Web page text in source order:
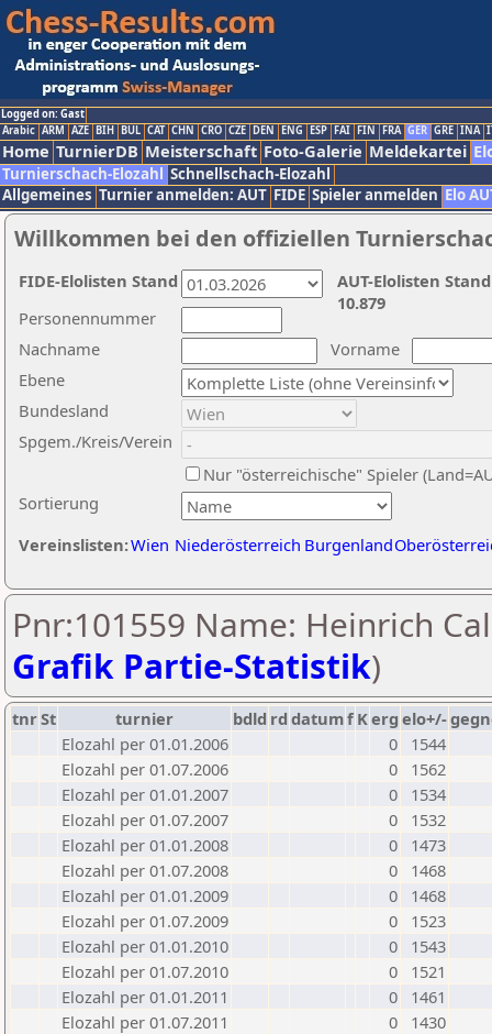
Logged on: Gast
Arabic ARM AZE BIH BUL CAT CHN CRO CZE DEN ENG ESP FAI FIN FRA GER GRE INA
Home TurnierDB Meisterschaft Foto-Galerie Meldekartei
Turnierschach-Elozahl Schnellschach-Elozahl
Allgemeines Turnier anmelden: AUT FIDE Spieler anmelden Elo
Willkommen bei den offiziellen
Nachname
Vorname
Ebene
Sortierung
Personennummer
Bundesland
Spgem./Kreis/Verein
Nur "österreichische" Spieler
Vereinslisten:Wien Niederösterreich Burgenland
AUT-Elolisten
10.879
FIDE-Elolisten Stand
Pnr:101559 Name: Heinrich
Grafik Partie-Statistik)
tnrSt turnier bdld rd datumf Kerg elo+/-
Elozahl per 01.01.2006
0
1544
Elozahl per 01.07.2006
0
1562
Elozahl per 01.01.2007
0
1534
Elozahl per 01.07.2007
0
1532
Elozahl per 01.01.2008
0
1473
Elozahl per 01.07.2008
0
1468
Elozahl per 01.01.2009
0
1468
Elozahl per 01.07.2009
0
1523
Elozahl per 01.01.2010
0
1543
Elozahl per 01.07.2010
0
1521
Elozahl per 01.01.2011
0
1461
Elozahl per 01.07.2011
0
1430